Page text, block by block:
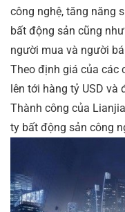
công nghệ, tăng năng
bất động sản cũng
người mua và người
Theo định giá của các
lên tới hàng tỷ USD và
Thành công của
ty bất động sản công